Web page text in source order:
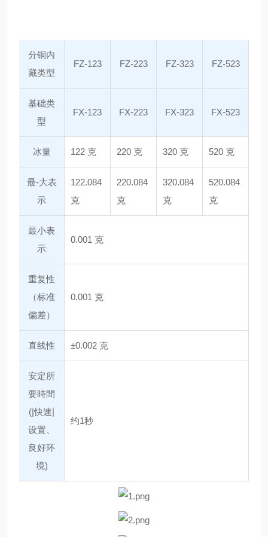
分铜内
藏类型
FZ-123 FZ-223 FZ-323 FZ-523
基础类
型
FX-123 FX-223 FX-323 FX-523
冰量 122 克 220 克 320 克 520 克
最-大表
示
122.084
克
220.084
克
320.084
克
520.084
克
最小表
示
0.001 克
重复性
（标准
偏差）
0.001 克
直线性 ±0.002 克
安定所
要時間
(|快速|
设置、
良好环
境)
约1秒